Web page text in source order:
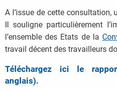
A l’issue de cette consultation,
Il souligne particulièrement
l’ensemble des Etats de la
travail décent des travailleurs
Téléchargez ici le
anglais).